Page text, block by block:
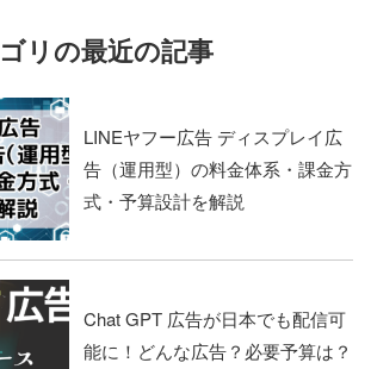
リの最近の記事
LINEヤフー広告 ディスプレイ広
告（運用型）の料金体系・課金方
式・予算設計を解説
Chat GPT 広告が日本でも配信可
能に！どんな広告？必要予算は？